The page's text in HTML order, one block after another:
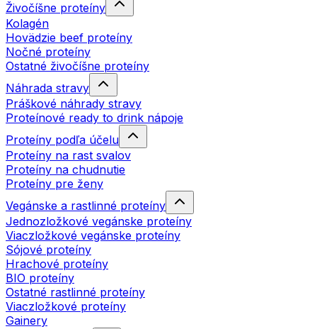
Živočíšne proteíny
Kolagén
Hovädzie beef proteíny
Nočné proteíny
Ostatné živočíšne proteíny
Náhrada stravy
Práškové náhrady stravy
Proteínové ready to drink nápoje
Proteíny podľa účelu
Proteíny na rast svalov
Proteíny na chudnutie
Proteíny pre ženy
Vegánske a rastlinné proteíny
Jednozložkové vegánske proteíny
Viaczložkové vegánske proteíny
Sójové proteíny
Hrachové proteíny
BIO proteíny
Ostatné rastlinné proteíny
Viaczložkové proteíny
Gainery